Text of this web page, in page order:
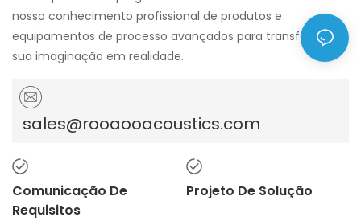
nosso conhecimento profissional de produtos e
equipamentos de processo avançados para transformar
sua imaginação em realidade.
sales@rooaooacoustics.com
Comunicação De
Requisitos
Projeto De Solução